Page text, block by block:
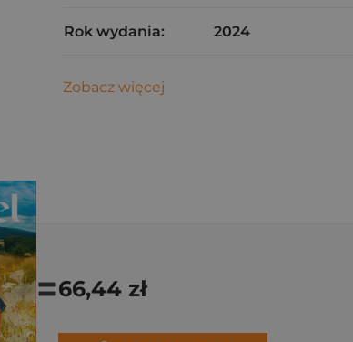
Rok wydania: 2024
Zobacz więcej
=66,44 zł